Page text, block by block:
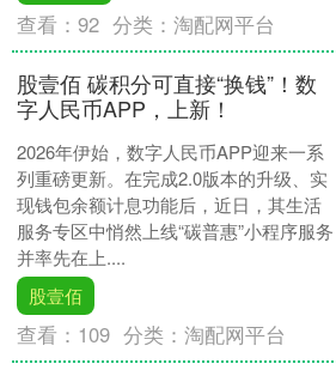
查看：92 分类：淘配网平台
股壹佰 碳积分可直接“换钱”！数
字人民币APP，上新！
2026年伊始，数字人民币APP迎来一系
列重磅更新。在完成2.0版本的升级、实
现钱包余额计息功能后，近日，其生活
服务专区中悄然上线“碳普惠”小程序服务
并率先在上....
股壹佰
查看： 109 分类：淘配网平台